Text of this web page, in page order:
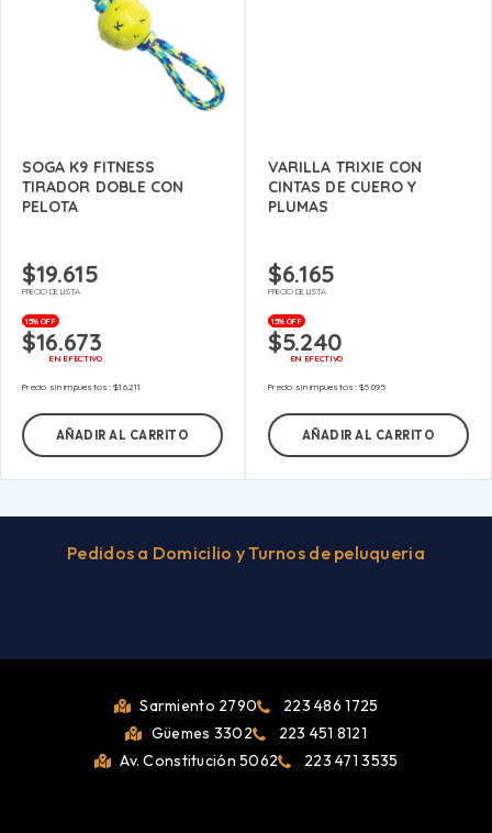
SOGA K9 FITNESS
TIRADOR DOBLE CON
PELOTA
$19.615
PRECIO DE LISTA
15% OFF
$16.673
EN EFECTIVO
Precio sin impuestos:$16.211
AÑADIR AL CARRITO
VARILLA TRIXIE CON
CINTAS DE CUERO Y
PLUMAS
$6.165
PRECIO DE LISTA
15% OFF
$5.240
EN EFECTIVO
Precio sin impuestos:$5.095
AÑADIR AL CARRITO
Pedidos a Domicilio y Turnos de peluqueria
Sarmiento 2790
223 486 1725
Güemes 3302
223 451 8121
Av. Constitución 5062
223 471 3535